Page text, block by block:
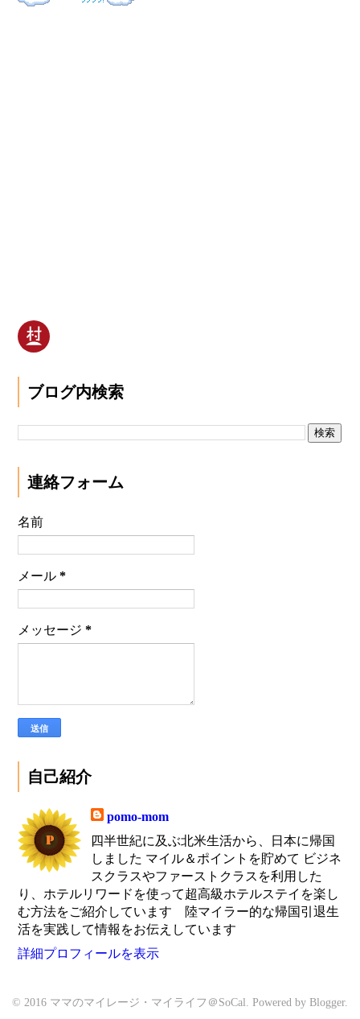
ブログ内検索
連絡フォーム
名前
メール*
メッセージ*
自己紹介
pomo-mom
四半世紀に及ぶ北米生活から、日本に帰国
しました マイル＆ポイントを貯めて ビジネ
スクラスやファーストクラスを利用した
り、ホテルリワードを使って超高級ホテルステイを楽し
む方法をご紹介しています 陸マイラー的な帰国引退生
活を実践して情報をお伝えしています
詳細プロフィールを表示
© 2016 ママのマイレージ・マイライフ＠SoCal. Powered by Blogger.